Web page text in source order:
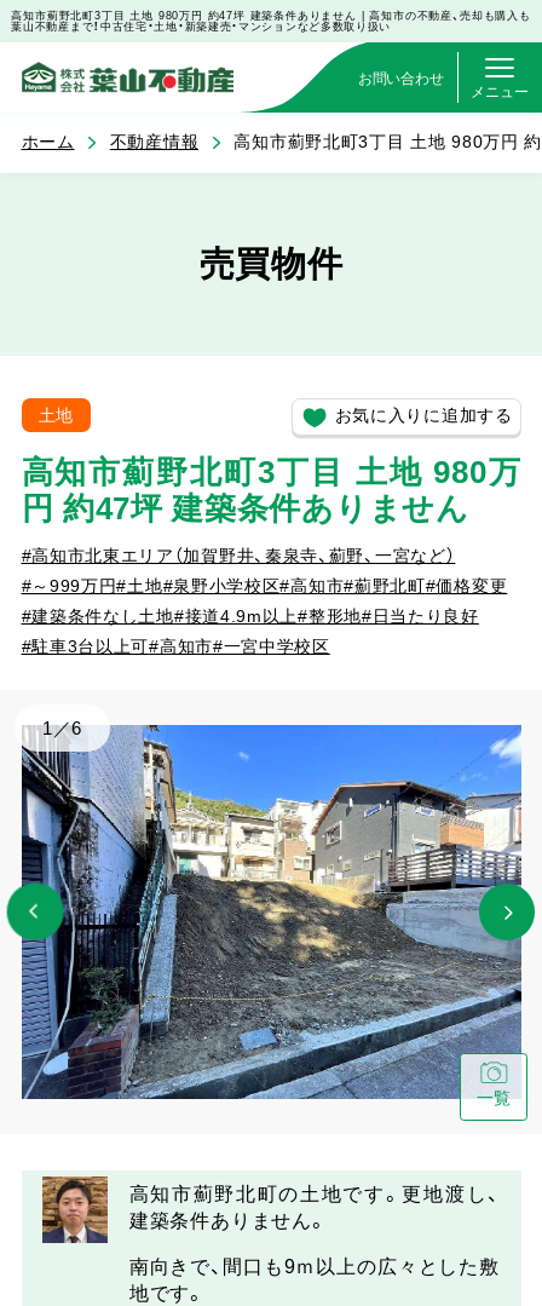
高知市薊野北町3丁目 土地 980万円 約47坪 建築条件ありません | 高知市の不動産、売却も購入も
葉山不動産まで！中古住宅・土地・新築建売・マンションなど多数取り扱い
お問い合わせ
メニュー
ホーム 不動産情報 高知市薊野北町3丁目 土地 980万円
売買物件
土地
高知市薊野北町3丁目 土地 980万
円 約47坪 建築条件ありません
#高知市北東エリア（加賀野井、秦泉寺、薊野、一宮など）
#～999万円#土地#泉野小学校区#高知市#薊野北町#価格変更
#建築条件なし土地#接道4.9m以上#整形地#日当たり良好
#駐車3台以上可#高知市#一宮中学校区
お気に入りに追加する
1／6
一覧
高知市薊野北町の土地です。更地渡し、
建築条件ありません。
南向きで、間口も9ｍ以上の広々とした敷
地です。